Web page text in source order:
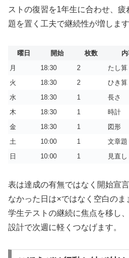
ストの復習を1年生に合わせ、
題を置く工夫で継続性が増します
曜日 開始 枚数
月
18:30 2 たし算
火
18:30 2 ひき算
水
18:30 1 長さ
木
18:30 1 時計
金
18:30 1 図形
土
10:00 1 文章題
日
10:00 1 見直し
表は達成の有無ではなく開始宣
なかった日は×ではなく空白の
学生テストの継続に焦点を移し
設計で次週に軽くつなげます。